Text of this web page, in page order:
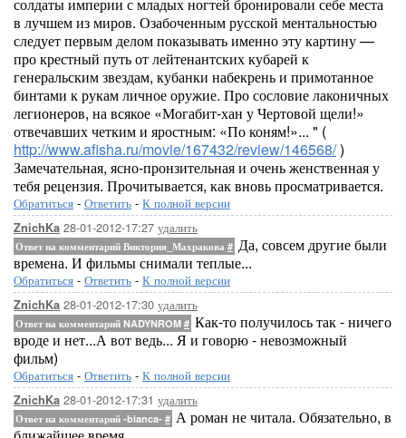
в лучшем из миров. Озабоченным русской ментальностью
следует первым делом показывать именно эту картину —
про крестный путь от лейтенантских кубарей к
генеральским звездам, кубанки набекрень и примотанное
бинтами к рукам личное оружие. Про сословие лаконичных
легионеров, на всякое «Могабит-хан у Чертовой щели!»
отвечавших четким и яростным: «По коням!»... " (
http://www.afisha.ru/movie/167432/review/146568/)
Замечательная, ясно-пронзительная и очень женственная у
тебя рецензия. Прочитывается, как вновь просматривается.
Обратиться - Ответить - К полной версии
ZnichKa 28-01-2012-17:27 удалить
Ответ на комментарий Виктория_Махракова # Да, совсем другие были
времена. И фильмы снимали теплые...
Обратиться - Ответить - К полной версии
ZnichKa 28-01-2012-17:30 удалить
Ответ на комментарий NADYNROM # Как-то получилось так - ничего
вроде и нет...А вот ведь... Я и говорю - невозможный
фильм)
Обратиться - Ответить - К полной версии
ZnichKa 28-01-2012-17:31 удалить
Ответ на комментарий -bianca- # А роман не читала. Обязательно, в